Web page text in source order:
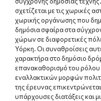
σχετίζεται με τις χωρικές
χωρικής οργάνωσης που
δημόσια σφαίρα στα
χώρων σε διαφορετικές
Υόρκη. Οι συναθροίσεις
χαρακτήρα στο δημόσιο
επανακαθορισμό του ρόλου
εναλλακτικών μορφών
της έρευνας
υπάρχουσες διατάξεις και